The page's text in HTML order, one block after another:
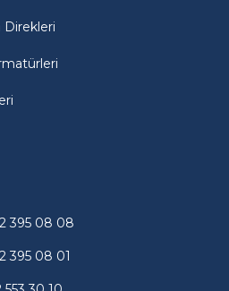
Direkleri
395 08 08
395 08 01